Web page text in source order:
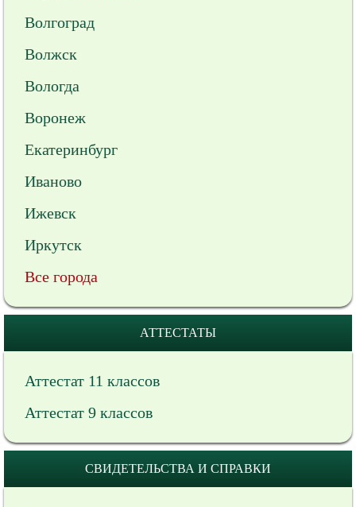
Волгоград
Волжск
Вологда
Воронеж
Екатеринбург
Иваново
Ижевск
Иркутск
Все города
АТТЕСТАТЫ
Аттестат 11 классов
Аттестат 9 классов
СВИДЕТЕЛЬСТВА И СПРАВКИ